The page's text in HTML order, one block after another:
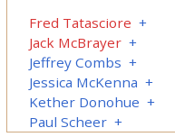
Fred Tatasciore +
Jack McBrayer +
Jeffrey Combs +
Jessica McKenna +
Kether Donohue +
Paul Scheer +